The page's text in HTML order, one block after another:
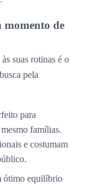
momento de
suas rotinas é o
pela
para
famílias.
e costumam
ótimo equilíbrio